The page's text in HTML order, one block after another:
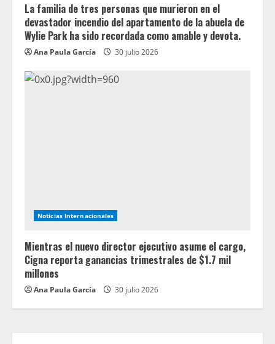
La familia de tres personas que murieron en el
devastador incendio del apartamento de la abuela de
Wylie Park ha sido recordada como amable y devota.
Ana Paula García 30 julio 2026
Noticias Internacionales
Mientras el nuevo director ejecutivo asume el cargo,
Cigna reporta ganancias trimestrales de $1.7 mil
millones
Ana Paula García 30 julio 2026